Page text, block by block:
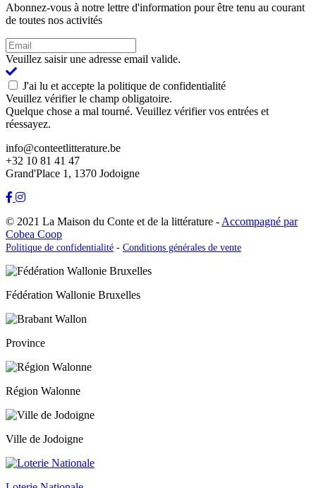
Abonnez-vous à notre lettre d'information pour être tenu au courant
de toutes nos activités
Veuillez saisir une adresse email valide.
J'ai lu et accepte la politique de confidentialité
Veuillez vérifier le champ obligatoire.
Quelque chose a mal tourné. Veuillez vérifier vos entrées et
réessayez.
info@conteetlitterature.be
+32 10 81 41 47
Grand'Place 1, 1370 Jodoigne
© 2021 La Maison du Conte et de la littérature - Accompagné par
Cobea Coop
Politique de confidentialité - Conditions générales de vente
Fédération Wallonie Bruxelles
Province
Région Walonne
Ville de Jodoigne